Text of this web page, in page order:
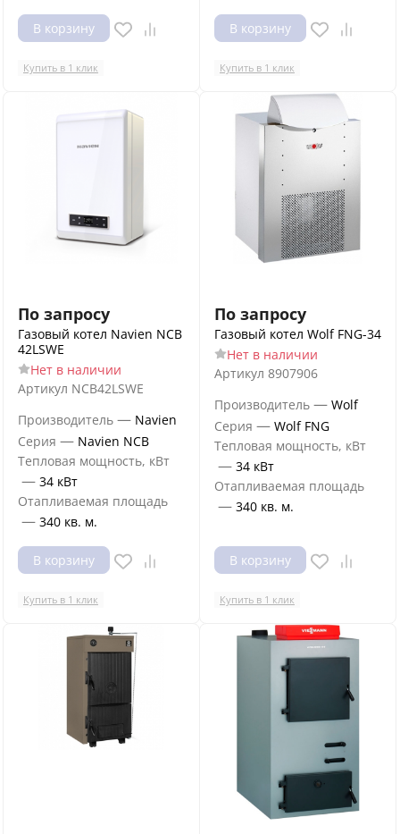
В корзину
Купить в 1 клик
В корзину
Купить в 1 клик
По запросу
Газовый котел Navien NCB
42LSWE
Нет в наличии
Артикул NCB42LSWE
Производитель — Navien
Серия — Navien NCB
Тепловая мощность, кВт
— 34 кВт
Отапливаемая площадь
— 340 кв. м.
В корзину
Купить в 1 клик
По запросу
Газовый котел Wolf FNG-34
Нет в наличии
Артикул 8907906
Производитель — Wolf
Серия — Wolf FNG
Тепловая мощность, кВт
— 34 кВт
Отапливаемая площадь
— 340 кв. м.
В корзину
Купить в 1 клик